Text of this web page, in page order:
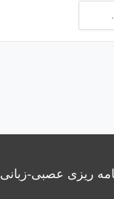
ریزی عصبی-زبانی